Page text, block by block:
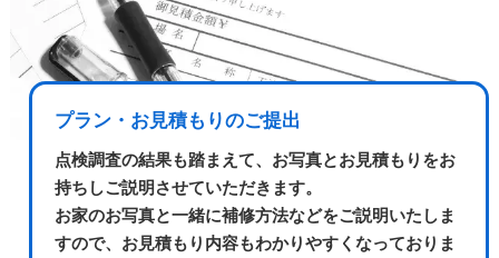
プラン・お見積もりのご提出
点検調査の結果も踏まえて、お写真とお見積もりをお
持ちしご説明させていただきます。
お家のお写真と一緒に補修方法などをご説明いたしま
すので、お見積もり内容もわかりやすくなっておりま